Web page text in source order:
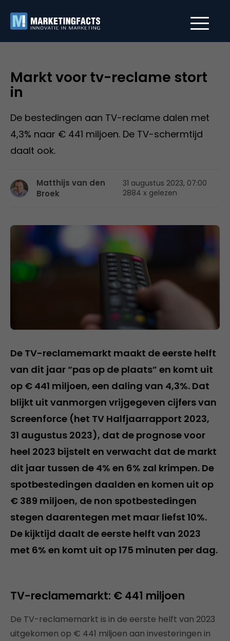
Markt voor tv-reclame stort
in
De bestedingen aan TV-reclame dalen met
4,3% naar € 441 miljoen. De TV-schermtijd
daalt ook.
Matthijs van den
Broek
31 augustus 2023, 07:00
2884 x gelezen
De TV-reclamemarkt maakt de eerste helft
van dit jaar “pas op de plaats” en komt uit
op € 441 miljoen, een daling van 4,3%. Dat
blijkt uit vanmorgen vrijgegeven cijfers van
Screenforce (het TV Halfjaarrapport 2023,
31 augustus 2023), dat de prognose voor
heel 2023 bijstelt en verwacht dat de markt
dit jaar tussen de 4% en 6% zal krimpen. De
spotbestedingen daalden en komen uit op
€ 389 miljoen, de non spotbestedingen
stegen daarentegen met maar liefst 10%.
De kijktijd daalt de eerste helft van 2023
met 6% en komt uit op 175 minuten per dag.
TV-reclamemarkt: € 441 miljoen
De TV-reclamemarkt is in de eerste helft van 2023
uitgekomen op € 441 miljoen aan investeringen in